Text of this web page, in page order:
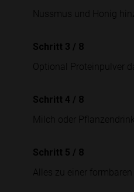
Nussmus und Honig
Schritt 3 / 8
Optional Proteinpulver
Schritt 4 / 8
Milch oder
Schritt 5 / 8
Alles zu einer formbaren